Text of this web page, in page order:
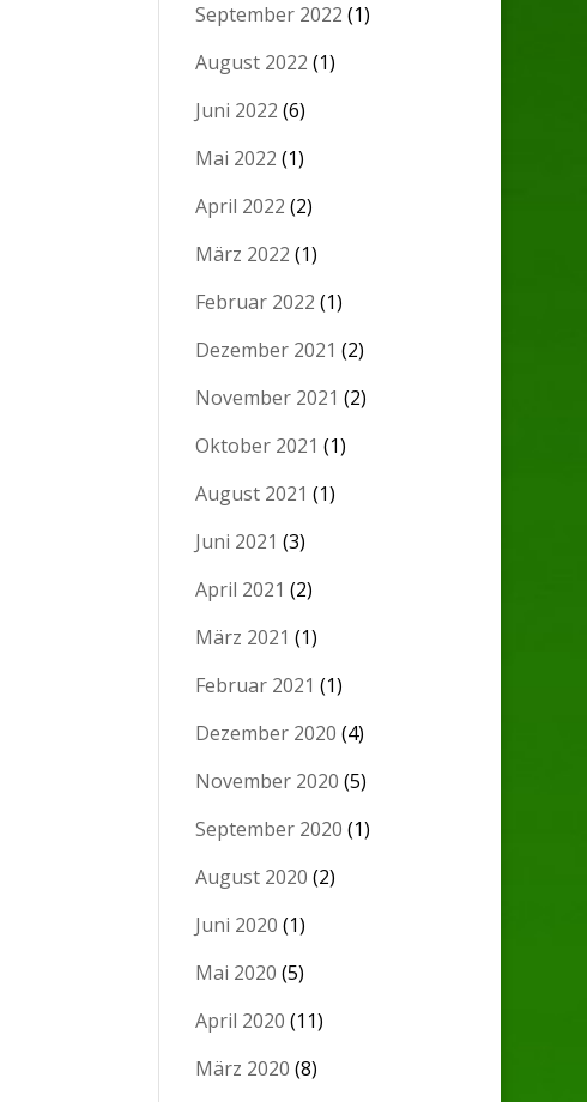
September 2022 (1)
August 2022 (1)
Juni 2022 (6)
Mai 2022 (1)
April 2022 (2)
März 2022 (1)
Februar 2022 (1)
Dezember 2021 (2)
November 2021 (2)
Oktober 2021 (1)
August 2021 (1)
Juni 2021 (3)
April 2021 (2)
März 2021 (1)
Februar 2021 (1)
Dezember 2020 (4)
November 2020 (5)
September 2020 (1)
August 2020 (2)
Juni 2020 (1)
Mai 2020 (5)
April 2020 (11)
März 2020 (8)